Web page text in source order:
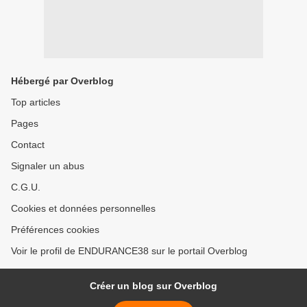
Hébergé par Overblog
Top articles
Pages
Contact
Signaler un abus
C.G.U.
Cookies et données personnelles
Préférences cookies
Voir le profil de ENDURANCE38 sur le portail Overblog
Créer un blog sur Overblog